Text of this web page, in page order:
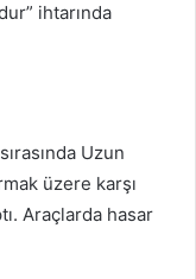
ihtarında
Uzun
üzere karşı
Araçlarda hasar